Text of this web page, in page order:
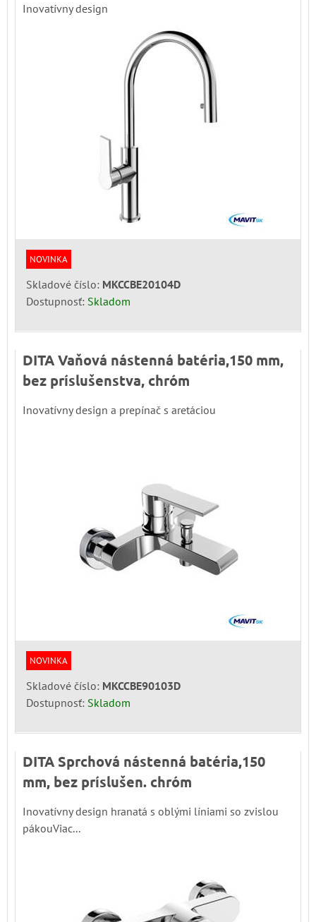
Inovatívny design
NOVINKA
Skladové číslo: MKCCBE20104D
Dostupnosť: Skladom
DITA Vaňová nástenná batéria,150 mm,
bez príslušenstva, chróm
Inovatívny design a prepínač s aretáciou
NOVINKA
Skladové číslo: MKCCBE90103D
Dostupnosť: Skladom
DITA Sprchová nástenná batéria,150
mm, bez príslušen. chróm
Inovatívny design hranatá s oblými líniami so zvislou
pákouViac...